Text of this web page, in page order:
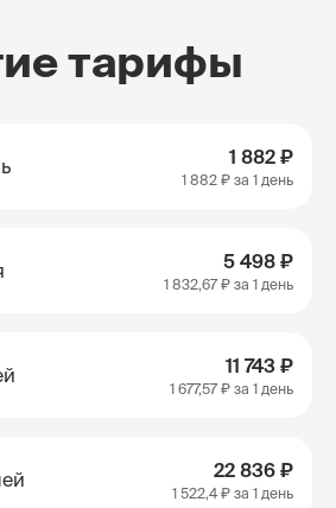
тарифы
1 882 ₽
1 882 ₽ за 1 день
5 498 ₽
1 832,67 ₽ за 1 день
11 743 ₽
1 677,57 ₽ за 1 день
22 836 ₽
1 522,4 ₽ за 1 день